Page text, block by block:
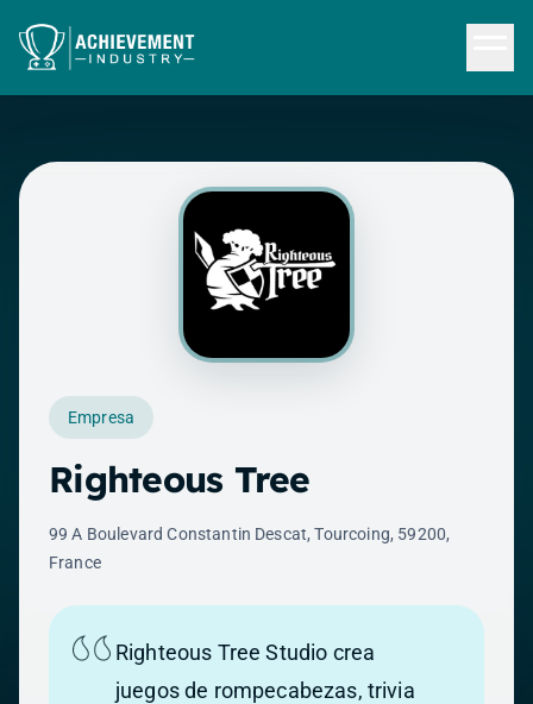
Empresa
Righteous Tree
99 A Boulevard Constantin Descat, Tourcoing, 59200,
France
Righteous Tree Studio crea
juegos de rompecabezas, trivia